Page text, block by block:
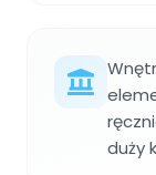
duży